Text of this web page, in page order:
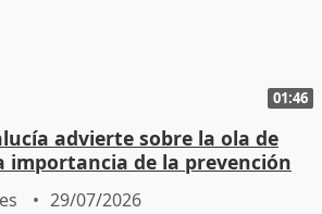
01:46
advierte sobre la ola de
importancia de la prevención
29/07/2026